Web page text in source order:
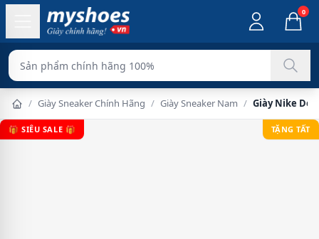
0
Sản phẩm chí
/ Giày Sneaker Chính Hãng / Giày Sneaker Nam / Giày Nike
🎁 SIÊU SALE 🎁 TẶNG TẤT